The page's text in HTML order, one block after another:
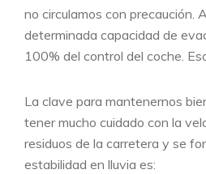
no circulamos con precaución.
determinada capacidad de
100% del control del coche.
La clave para mantenernos
tener mucho cuidado con la
residuos de la carretera y se
estabilidad en lluvia es: